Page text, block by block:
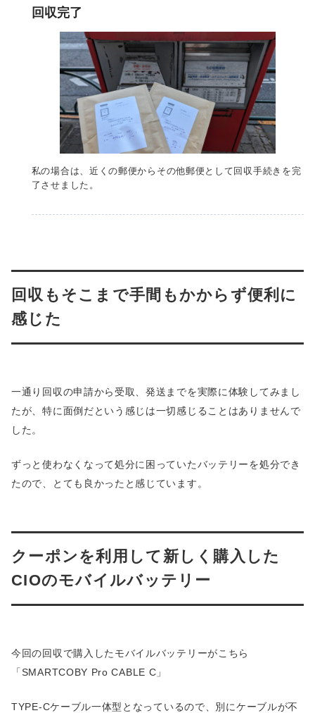
回収完了
私の場合は、近くの郵便からその他郵便として回収手続きを完
了させました。
回収もそこまで手間もかからず便利に
感じた
一通り回収の申請から受取、発送までを実際に体験してみまし
たが、特に面倒だという感じは一切感じることはありませんで
した。
ずっと使わなくなって処分に困っていたバッテリーを処分でき
たので、とても良かったと感じています。
クーポンを利用して新しく購入した
CIOのモバイルバッテリー
今回の回収で購入したモバイルバッテリーがこちら
「SMARTCOBY Pro CABLE C」
TYPE-Cケーブル一体型となっているので、別にケーブルが不